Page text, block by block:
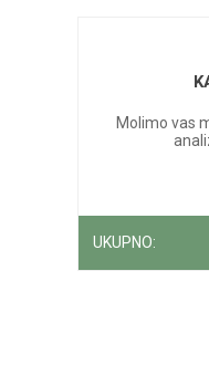
Molimo vas
UKUPNO: